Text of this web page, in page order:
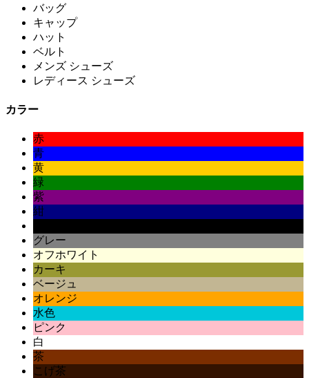
バッグ
キャップ
ハット
ベルト
メンズ シューズ
レディース シューズ
カラー
赤
青
黄
緑
紫
紺
グレー
オフホワイト
カーキ
ベージュ
オレンジ
水色
ピンク
白
茶
こげ茶